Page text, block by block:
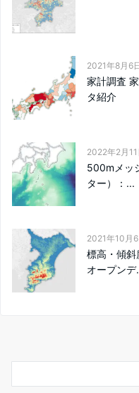
2021年8月6
家計調査
タ紹介
2022年2月11
500mメッ
ター）：...
2021年10月6
標高・傾斜
オープンデ